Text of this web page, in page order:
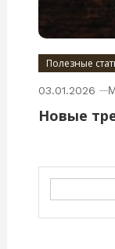
Полезные
03.01.2026
Новые